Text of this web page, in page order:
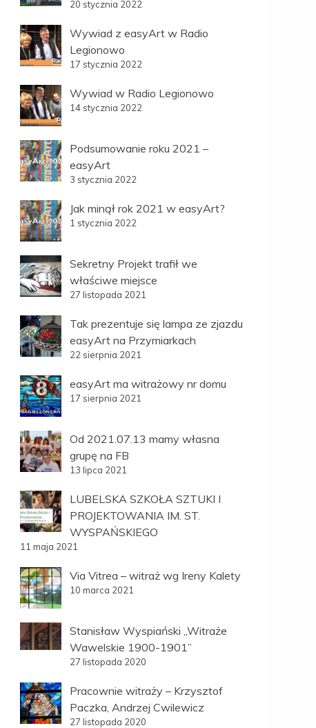
20 stycznia 2022
Wywiad z easyArt w Radio
Legionowo
17 stycznia 2022
Wywiad w Radio Legionowo
14 stycznia 2022
Podsumowanie roku 2021 –
easyArt
3 stycznia 2022
Jak minął rok 2021 w easyArt?
1 stycznia 2022
Sekretny Projekt trafił we
właściwe miejsce
27 listopada 2021
Tak prezentuje się lampa ze zjazdu
easyArt na Przymiarkach
22 sierpnia 2021
easyArt ma witrażowy nr domu
17 sierpnia 2021
Od 2021.07.13 mamy własna
grupę na FB
13 lipca 2021
LUBELSKA SZKOŁA SZTUKI I
PROJEKTOWANIA IM. ST.
WYSPAŃSKIEGO
11 maja 2021
Via Vitrea – witraż wg Ireny Kalety
10 marca 2021
Stanisław Wyspiański „Witraże
Wawelskie 1900-1901”
27 listopada 2020
Pracownie witraży – Krzysztof
Paczka, Andrzej Cwilewicz
27 listopada 2020